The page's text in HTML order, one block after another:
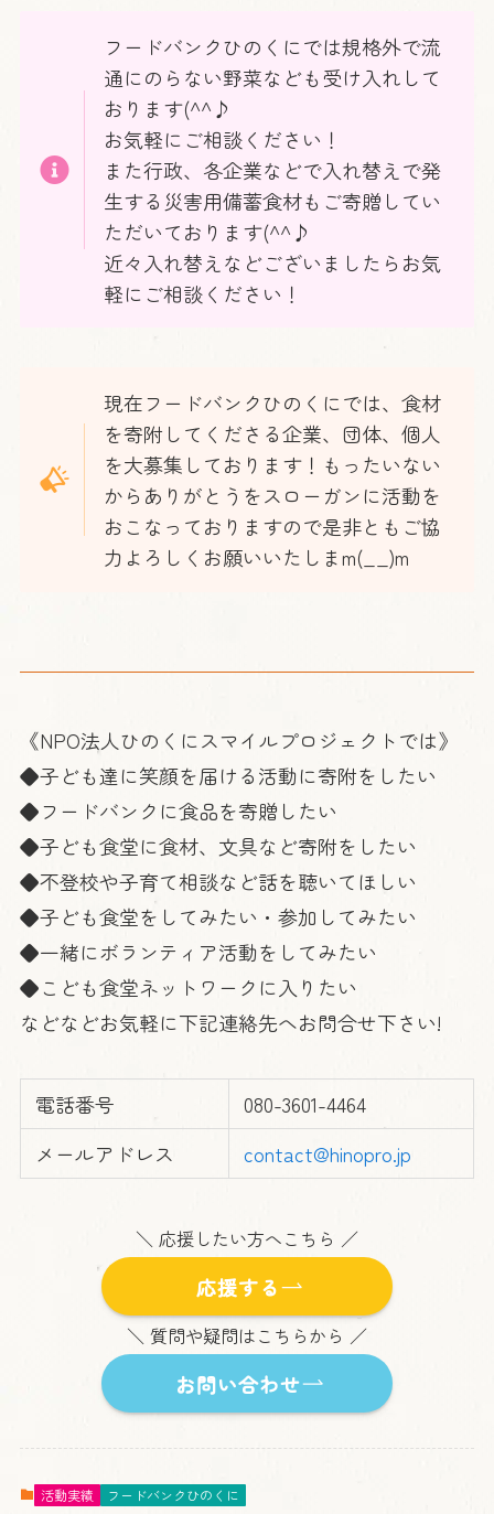
フードバンクひのくにでは規格外で流
通にのらない野菜なども受け入れして
おります(^^♪
お気軽にご相談ください！
また行政、各企業などで入れ替えで発
生する災害用備蓄食材もご寄贈してい
ただいております(^^♪
近々入れ替えなどございましたらお気
軽にご相談ください！
現在フードバンクひのくにでは、食材
を寄附してくださる企業、団体、個人
を大募集しております！もったいない
からありがとうをスローガンに活動を
おこなっておりますので是非ともご協
力よろしくお願いいたしまm(__)m
《NPO法人ひのくにスマイルプロジェクトでは》
◆子ども達に笑顔を届ける活動に寄附をしたい
◆フードバンクに食品を寄贈したい
◆子ども食堂に食材、文具など寄附をしたい
◆不登校や子育て相談など話を聴いてほしい
◆子ども食堂をしてみたい・参加してみたい
◆一緒にボランティア活動をしてみたい
◆こども食堂ネットワークに入りたい
などなどお気軽に下記連絡先へお問合せ下さい!
電話番号
080-3601-4464
メールアドレス
contact@hinopro.jp
＼ 応援したい方へこちら ／
応援する
＼ 質問や疑問はこちらから ／
お問い合わせ
活動実績 フードバンクひのくに